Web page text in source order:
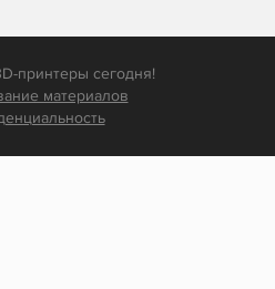
принтеры сегодня!
материалов